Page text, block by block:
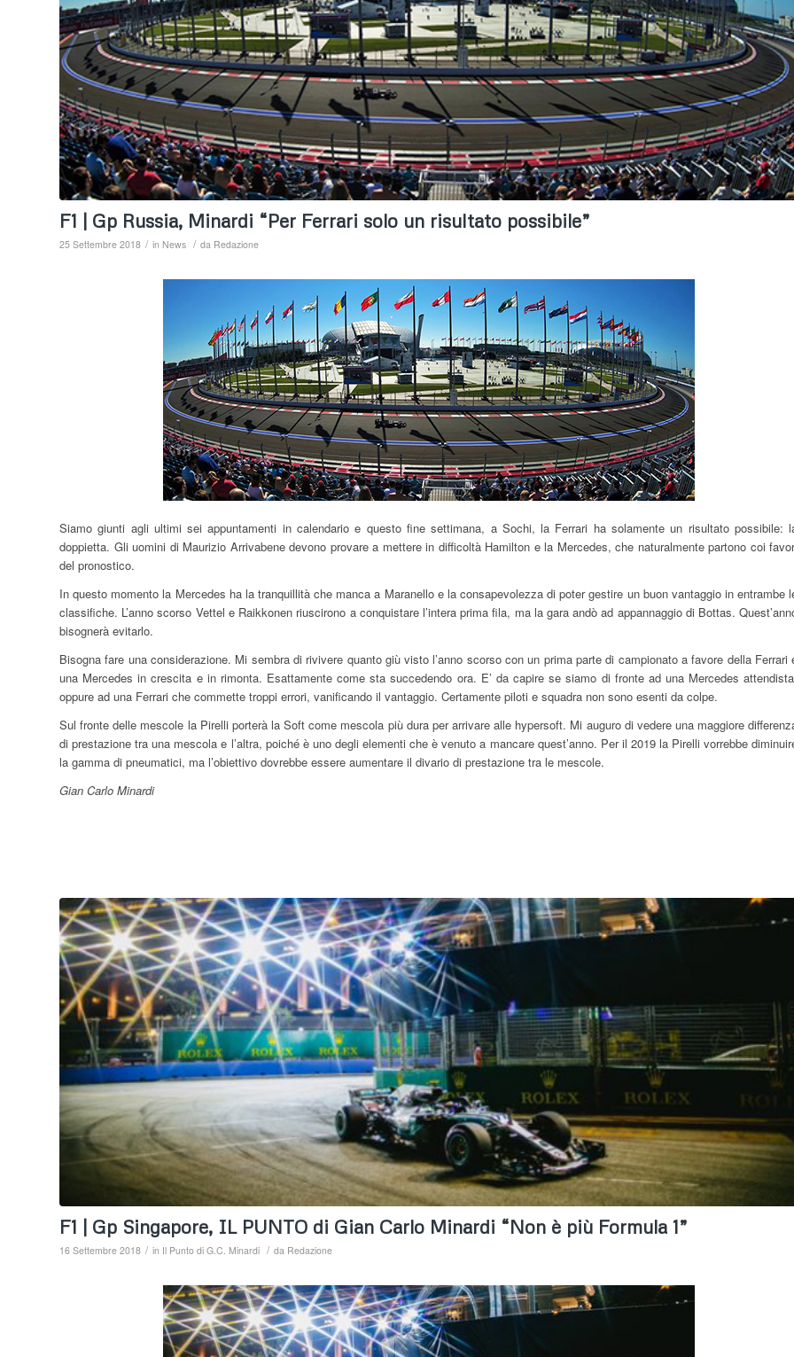
F1 | Gp Russia, Minardi “Per Ferrari solo un risultato possibile”
25 Settembre 2018 / in News / da Redazione
Siamo giunti agli ultimi sei appuntamenti in calendario e questo fine settimana, a Sochi, la Ferrari ha solamente un risultato possibile:
doppietta. Gli uomini di Maurizio Arrivabene devono provare a mettere in difficoltà Hamilton e la Mercedes, che naturalmente partono coi
del pronostico.
In questo momento la Mercedes ha la tranquillità che manca a Maranello e la consapevolezza di poter gestire un buon vantaggio in entrambe
classifiche. L’anno scorso Vettel e Raikkonen riuscirono a conquistare l’intera prima fila, ma la gara andò ad appannaggio di Bottas.
bisognerà evitarlo.
Bisogna fare una considerazione. Mi sembra di rivivere quanto giù visto l’anno scorso con un prima parte di campionato a favore della Ferrari
una Mercedes in crescita e in rimonta. Esattamente come sta succedendo ora. E’ da capire se siamo di fronte ad una Mercedes
oppure ad una Ferrari che commette troppi errori, vanificando il vantaggio. Certamente piloti e squadra non sono esenti da colpe.
Sul fronte delle mescole la Pirelli porterà la Soft come mescola più dura per arrivare alle hypersoft. Mi auguro di vedere una maggiore
di prestazione tra una mescola e l’altra, poiché è uno degli elementi che è venuto a mancare quest’anno. Per il 2019 la Pirelli vorrebbe
la gamma di pneumatici, ma l’obiettivo dovrebbe essere aumentare il divario di prestazione tra le mescole.
Gian Carlo Minardi
F1 | Gp Singapore, IL PUNTO di Gian Carlo Minardi “Non è più Formula 1”
16 Settembre 2018 / in Il Punto di G.C. Minardi / da Redazione